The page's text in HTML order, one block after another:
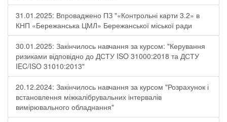
31.01.2025: Впроваджено ПЗ "«Контрольні карти 3.2» в
КНП «Бережанська ЦМЛ» Бережанської міської ради
30.01.2025: Закінчилось навчання за курсом: "Керування
ризиками відповідно до ДСТУ ISO 31000:2018 та ДСТУ
IEC/ISO 31010:2013"
20.12.2024: Закінчилось навчання за курсом "Розрахунок і
встановлення міжкалібрувальних інтервалів
вимірювального обладнання"